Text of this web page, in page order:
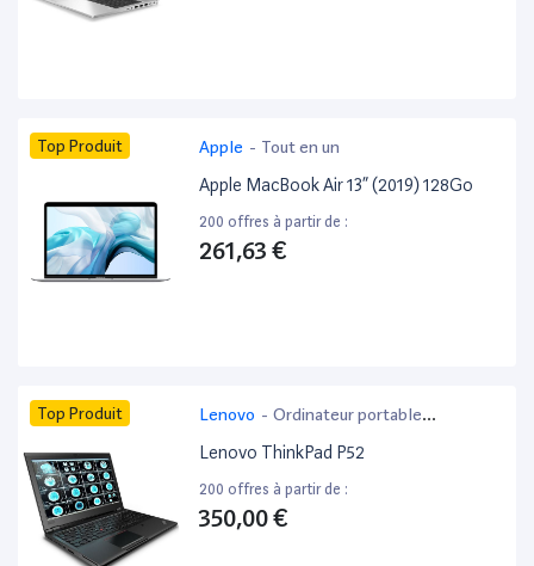
Top Produit Apple - Tout en un
Apple MacBook Air 13” (2019) 128Go
200 offres à partir de :
261,63 €
Top Produit Lenovo - Ordinateur portable
bureautique
Lenovo ThinkPad P52
200 offres à partir de :
350,00 €